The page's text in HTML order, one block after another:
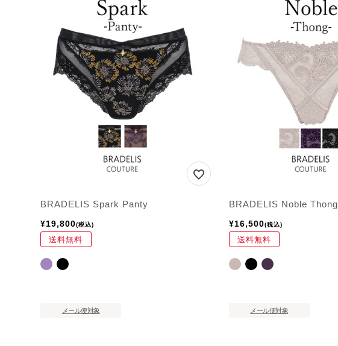
BRADELIS Spark Panty
¥19,800 税込
送料無料
メール便対象
BRADELIS Noble Thong
¥16,500 税込
送料無料
メール便対象